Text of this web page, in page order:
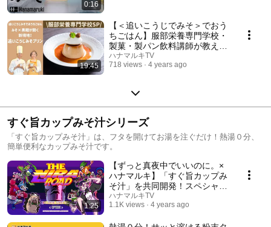
0:16
19:45
【＜追いこうじでみそ＞でおう
ちごはん】服部栄養専門学校・
製菓・製パン飲料講師が教える
「追いこうじみそ プリン」
ハナマルキTV
718 views
4 years ago
すぐ旨カップみそ汁シリーズ
「すぐ旨カップみそ汁」は、フタを開けてお湯を注ぐだけ！熱湯０分、
簡単便利なカップみそ汁です。
1:25
【ずっと真夜中でいいのに。×
ハナマルキ】「すぐ旨カップみ
そ汁」を共同開発！スペシャル
コラボレーション特別映像「す
ぐ旨カップみそ汁 ～THE NIRA
ハナマルキTV
1.1K views
4 years ago